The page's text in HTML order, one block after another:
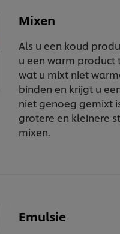
Mixen
Als u een koud
u een warm
wat u mixt niet
binden en krijgt u
niet genoeg gemixt
grotere en kleinere
mixen.
Emulsie